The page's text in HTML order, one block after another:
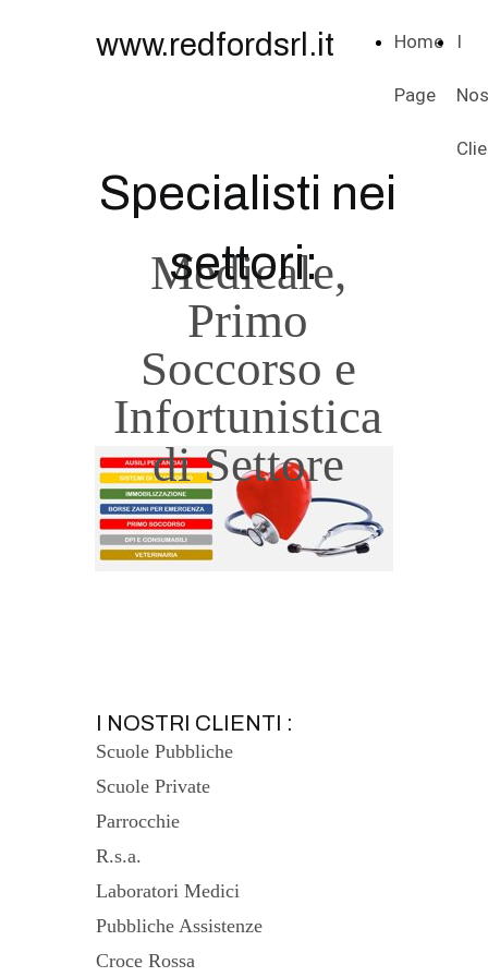
Home
Page
I
www.redfordsrl.it
Specialisti nei
settori:
Medicale,
Primo
Soccorso e
Infortunistica
di Settore
I NOSTRI CLIENTI :
Scuole Pubbliche
Scuole Private
Parrocchie
R.s.a.
Laboratori Medici
Pubbliche Assistenze
Croce Rossa